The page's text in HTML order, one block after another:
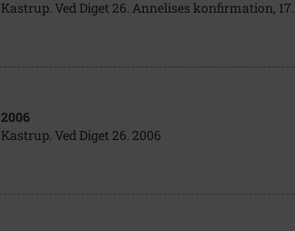
Kastrup. Ved Diget 26. Annelises konfirmation,
2006
Kastrup. Ved Diget 26. 2006